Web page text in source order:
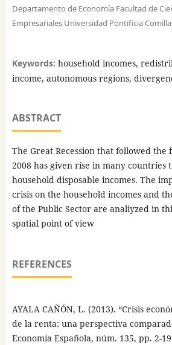
Departamento de Economía Facultad de
Empresariales Universidad Pontificia
Keywords: household incomes,
income, autonomous regions,
ABSTRACT
The Great Recession that followed the
2008 has given rise in many countries
household disposable incomes. The
crisis on the household incomes and
of the Public Sector are analiyzed in
spatial point of view
REFERENCES
AYALA CAÑÓN, L. (2013). “Crisis
de la renta: una perspectiva
Economía Española, núm. 135, pp. 2-